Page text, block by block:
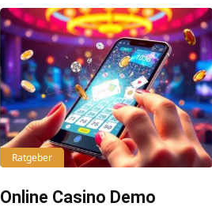
Ratgeber
Online Casino Demo